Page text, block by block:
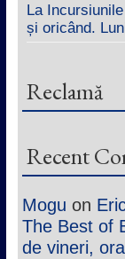
La
și oricând.
Reclamă
Recent
Mogu on
The Best of
de vineri,